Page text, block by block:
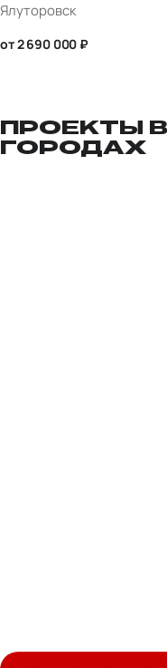
Ялуторовск
от 2 690 000 ₽
ПРОЕКТЫ
ГОРОДАХ